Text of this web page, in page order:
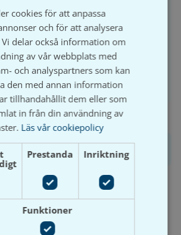
registrerat företag och aktivt ett
Logga in Bli kund
cookies för att anpassa
och för att analysera
delar också information om
av vår webbplats med
och analyspartners som kan
den med annan information
tillhandahållit dem eller som
in från din användning av
Läs vår cookiepolicy
Prestanda Inriktning
Funktioner